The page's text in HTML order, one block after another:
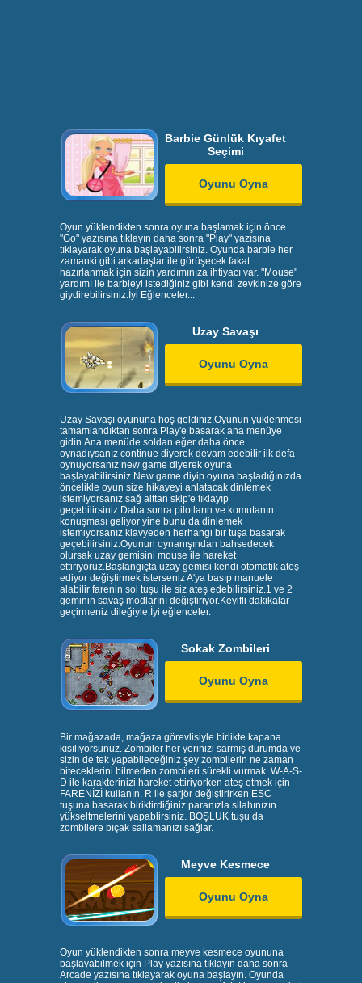
Barbie Günlük Kıyafet
Seçimi
Oyunu Oyna
Oyun yüklendikten sonra oyuna başlamak için önce
"Go" yazısına tıklayın daha sonra "Play" yazısına
tıklayarak oyuna başlayabilirsiniz. Oyunda barbie her
zamanki gibi arkadaşlar ile görüşecek fakat
hazırlanmak için sizin yardımınıza ihtiyacı var. "Mouse"
yardımı ile barbieyi istediğiniz gibi kendi zevkinize göre
giydirebilirsiniz.İyi Eğlenceler...
Uzay Savaşı
Oyunu Oyna
Uzay Savaşı oyununa hoş geldiniz.Oyunun yüklenmesi
tamamlandıktan sonra Play'e basarak ana menüye
gidin.Ana menüde soldan eğer daha önce
oynadıysanız continue diyerek devam edebilir ilk defa
oynuyorsanız new game diyerek oyuna
başlayabilirsiniz.New game diyip oyuna başladığınızda
öncelikle oyun size hikayeyi anlatacak dinlemek
istemiyorsanız sağ alttan skip'e tıklayıp
geçebilirsiniz.Daha sonra pilotların ve komutanın
konuşması geliyor yine bunu da dinlemek
istemiyorsanız klavyeden herhangi bir tuşa basarak
geçebilirsiniz.Oyunun oynanışından bahsedecek
olursak uzay gemisini mouse ile hareket
ettiriyoruz.Başlangıçta uzay gemisi kendi otomatik ateş
ediyor değiştirmek isterseniz A'ya basıp manuele
alabilir farenin sol tuşu ile siz ateş edebilirsiniz.1 ve 2
geminin savaş modlarını değiştiriyor.Keyifli dakikalar
geçirmeniz dileğiyle.İyi eğlenceler.
Sokak Zombileri
Oyunu Oyna
Bir mağazada, mağaza görevlisiyle birlikte kapana
kısılıyorsunuz. Zombiler her yerinizi sarmış durumda ve
sizin de tek yapabileceğiniz şey zombilerin ne zaman
biteceklerini bilmeden zombileri sürekli vurmak. W-A-S-
D ile karakterinizi hareket ettiriyorken ateş etmek için
FARENİZİ kullanın. R ile şarjör değiştirirken ESC
tuşuna basarak biriktirdiğiniz paranızla silahınızın
yükseltmelerini yapablirsiniz. BOŞLUK tuşu da
zombilere bıçak sallamanızı sağlar.
Meyve Kesmece
Oyunu Oyna
Oyun yüklendikten sonra meyve kesmece oyununa
başlayabilmek için Play yazısına tıklayın daha sonra
Arcade yazısına tıklayarak oyuna başlayın. Oyunda